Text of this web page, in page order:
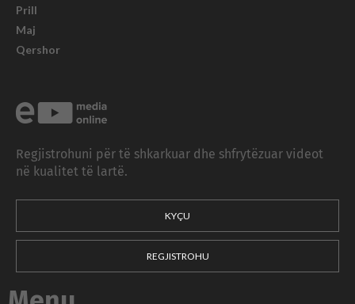
Prill
Maj
Qershor
Regjistrohuni për të shkarkuar dhe shfrytëzuar videot
në kualitet të lartë.
KYÇU
REGJISTROHU